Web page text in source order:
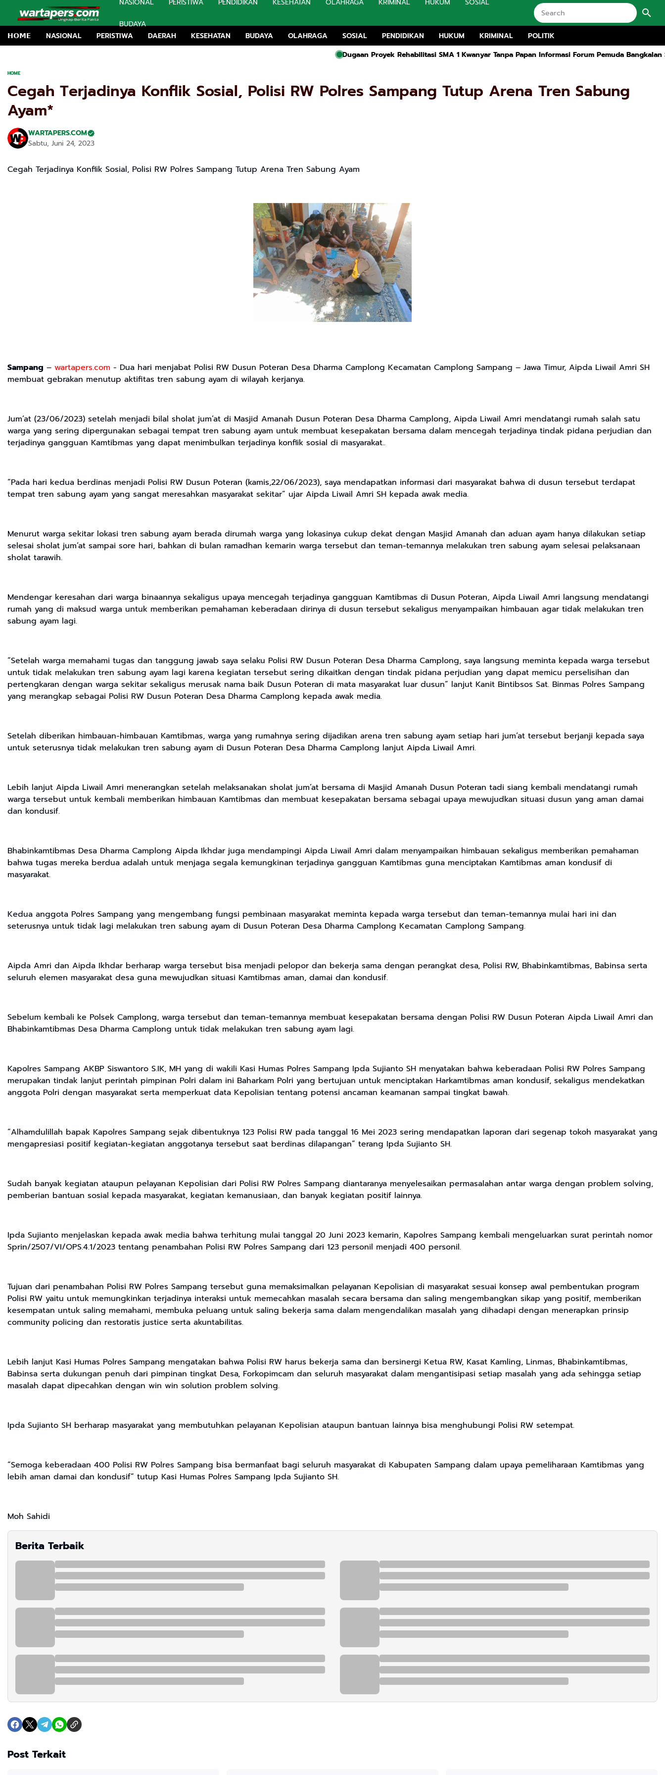
BUDAYA
𝗛𝗢𝗠𝗘
NASIONAL PERISTIWA DAERAH KESEHATAN BUDAYA OLAHRAGA SOSIAL PENDIDIKAN HUKUM KRIMINAL
POLITIK
Dugaan Proyek Rehabilitasi SMA 1 Kwanyar Tanpa Papan Informasi Forum Pemuda Bangkalan Siap
HOME
Cegah Terjadinya Konflik Sosial, Polisi RW Polres Sampang Tutup Arena Tren Sabung
Ayam*
WARTAPERS.COM
Sabtu, Juni 24, 2023
Cegah Terjadinya Konflik Sosial, Polisi RW Polres Sampang Tutup Arena Tren Sabung Ayam
Sampang – wartapers.com - Dua hari menjabat Polisi RW Dusun Poteran Desa Dharma Camplong Kecamatan Camplong Sampang – Jawa Timur, Aipda Liwail Amri SH
membuat gebrakan menutup aktifitas tren sabung ayam di wilayah kerjanya.
Jum’at (23/06/2023) setelah menjadi bilal sholat jum’at di Masjid Amanah Dusun Poteran Desa Dharma Camplong, Aipda Liwail Amri mendatangi rumah salah satu
warga yang sering dipergunakan sebagai tempat tren sabung ayam untuk membuat kesepakatan bersama dalam mencegah terjadinya tindak pidana perjudian dan
terjadinya gangguan Kamtibmas yang dapat menimbulkan terjadinya konflik sosial di masyarakat..
“Pada hari kedua berdinas menjadi Polisi RW Dusun Poteran (kamis,22/06/2023), saya mendapatkan informasi dari masyarakat bahwa di dusun tersebut terdapat
tempat tren sabung ayam yang sangat meresahkan masyarakat sekitar” ujar Aipda Liwail Amri SH kepada awak media.
Menurut warga sekitar lokasi tren sabung ayam berada dirumah warga yang lokasinya cukup dekat dengan Masjid Amanah dan aduan ayam hanya dilakukan setiap
selesai sholat jum’at sampai sore hari, bahkan di bulan ramadhan kemarin warga tersebut dan teman-temannya melakukan tren sabung ayam selesai pelaksanaan
sholat tarawih.
Mendengar keresahan dari warga binaannya sekaligus upaya mencegah terjadinya gangguan Kamtibmas di Dusun Poteran, Aipda Liwail Amri langsung mendatangi
rumah yang di maksud warga untuk memberikan pemahaman keberadaan dirinya di dusun tersebut sekaligus menyampaikan himbauan agar tidak melakukan tren
sabung ayam lagi.
“Setelah warga memahami tugas dan tanggung jawab saya selaku Polisi RW Dusun Poteran Desa Dharma Camplong, saya langsung meminta kepada warga tersebut
untuk tidak melakukan tren sabung ayam lagi karena kegiatan tersebut sering dikaitkan dengan tindak pidana perjudian yang dapat memicu perselisihan dan
pertengkaran dengan warga sekitar sekaligus merusak nama baik Dusun Poteran di mata masyarakat luar dusun” lanjut Kanit Bintibsos Sat. Binmas Polres Sampang
yang merangkap sebagai Polisi RW Dusun Poteran Desa Dharma Camplong kepada awak media.
Setelah diberikan himbauan-himbauan Kamtibmas, warga yang rumahnya sering dijadikan arena tren sabung ayam setiap hari jum’at tersebut berjanji kepada saya
untuk seterusnya tidak melakukan tren sabung ayam di Dusun Poteran Desa Dharma Camplong lanjut Aipda Liwail Amri.
Lebih lanjut Aipda Liwail Amri menerangkan setelah melaksanakan sholat jum’at bersama di Masjid Amanah Dusun Poteran tadi siang kembali mendatangi rumah
warga tersebut untuk kembali memberikan himbauan Kamtibmas dan membuat kesepakatan bersama sebagai upaya mewujudkan situasi dusun yang aman damai
dan kondusif.
Bhabinkamtibmas Desa Dharma Camplong Aipda Ikhdar juga mendampingi Aipda Liwail Amri dalam menyampaikan himbauan sekaligus memberikan pemahaman
bahwa tugas mereka berdua adalah untuk menjaga segala kemungkinan terjadinya gangguan Kamtibmas guna menciptakan Kamtibmas aman kondusif di
masyarakat.
Kedua anggota Polres Sampang yang mengembang fungsi pembinaan masyarakat meminta kepada warga tersebut dan teman-temannya mulai hari ini dan
seterusnya untuk tidak lagi melakukan tren sabung ayam di Dusun Poteran Desa Dharma Camplong Kecamatan Camplong Sampang.
Aipda Amri dan Aipda Ikhdar berharap warga tersebut bisa menjadi pelopor dan bekerja sama dengan perangkat desa, Polisi RW, Bhabinkamtibmas, Babinsa serta
seluruh elemen masyarakat desa guna mewujudkan situasi Kamtibmas aman, damai dan kondusif.
Sebelum kembali ke Polsek Camplong, warga tersebut dan teman-temannya membuat kesepakatan bersama dengan Polisi RW Dusun Poteran Aipda Liwail Amri dan
Bhabinkamtibmas Desa Dharma Camplong untuk tidak melakukan tren sabung ayam lagi.
Kapolres Sampang AKBP Siswantoro S.IK, MH yang di wakili Kasi Humas Polres Sampang Ipda Sujianto SH menyatakan bahwa keberadaan Polisi RW Polres Sampang
merupakan tindak lanjut perintah pimpinan Polri dalam ini Baharkam Polri yang bertujuan untuk menciptakan Harkamtibmas aman kondusif, sekaligus mendekatkan
anggota Polri dengan masyarakat serta memperkuat data Kepolisian tentang potensi ancaman keamanan sampai tingkat bawah.
“Alhamdulillah bapak Kapolres Sampang sejak dibentuknya 123 Polisi RW pada tanggal 16 Mei 2023 sering mendapatkan laporan dari segenap tokoh masyarakat yang
mengapresiasi positif kegiatan-kegiatan anggotanya tersebut saat berdinas dilapangan” terang Ipda Sujianto SH.
Sudah banyak kegiatan ataupun pelayanan Kepolisian dari Polisi RW Polres Sampang diantaranya menyelesaikan permasalahan antar warga dengan problem solving,
pemberian bantuan sosial kepada masyarakat, kegiatan kemanusiaan, dan banyak kegiatan positif lainnya.
Ipda Sujianto menjelaskan kepada awak media bahwa terhitung mulai tanggal 20 Juni 2023 kemarin, Kapolres Sampang kembali mengeluarkan surat perintah nomor
Sprin/2507/VI/OPS.4.1/2023 tentang penambahan Polisi RW Polres Sampang dari 123 personil menjadi 400 personil.
Tujuan dari penambahan Polisi RW Polres Sampang tersebut guna memaksimalkan pelayanan Kepolisian di masyarakat sesuai konsep awal pembentukan program
Polisi RW yaitu untuk memungkinkan terjadinya interaksi untuk memecahkan masalah secara bersama dan saling mengembangkan sikap yang positif, memberikan
kesempatan untuk saling memahami, membuka peluang untuk saling bekerja sama dalam mengendalikan masalah yang dihadapi dengan menerapkan prinsip
community policing dan restoratis justice serta akuntabilitas.
Lebih lanjut Kasi Humas Polres Sampang mengatakan bahwa Polisi RW harus bekerja sama dan bersinergi Ketua RW, Kasat Kamling, Linmas, Bhabinkamtibmas,
Babinsa serta dukungan penuh dari pimpinan tingkat Desa, Forkopimcam dan seluruh masyarakat dalam mengantisipasi setiap masalah yang ada sehingga setiap
masalah dapat dipecahkan dengan win win solution problem solving.
Ipda Sujianto SH berharap masyarakat yang membutuhkan pelayanan Kepolisian ataupun bantuan lainnya bisa menghubungi Polisi RW setempat.
“Semoga keberadaan 400 Polisi RW Polres Sampang bisa bermanfaat bagi seluruh masyarakat di Kabupaten Sampang dalam upaya pemeliharaan Kamtibmas yang
lebih aman damai dan kondusif” tutup Kasi Humas Polres Sampang Ipda Sujianto SH.
Moh Sahidi
Berita Terbaik
Post Terkait